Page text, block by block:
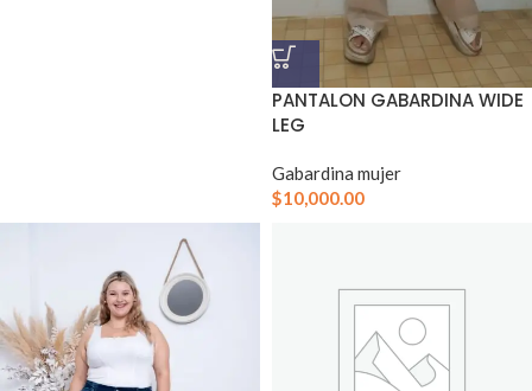
PANTALON GABARDINA WIDE
LEG
Gabardina mujer
$10,000.00